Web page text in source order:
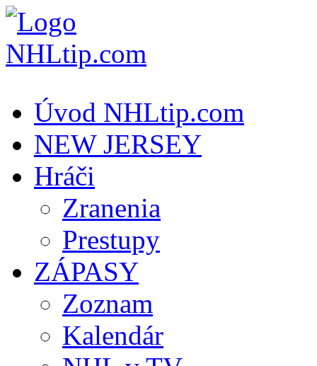
Úvod NHLtip.com
NEW JERSEY
Hráči
Zranenia
Prestupy
ZÁPASY
Zoznam
Kalendár